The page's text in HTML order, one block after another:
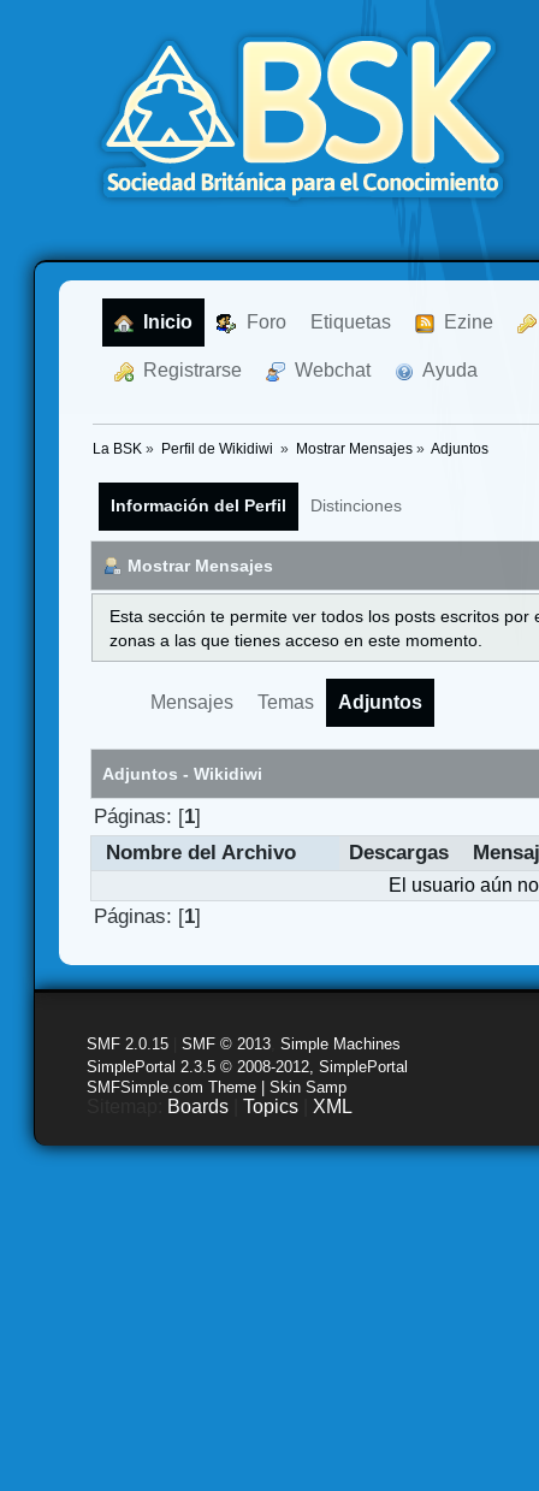
Inicio Foro Etiquetas Ezine
Registrarse Webchat Ayuda
La BSK » Perfil de Wikidiwi » Mostrar Mensajes» Adjuntos
Información del Perfil Distinciones
Mostrar Mensajes
Esta sección te permite ver todos los posts escritos
zonas a las que tienes acceso en este momento.
Mensajes Temas Adjuntos
Adjuntos - Wikidiwi
Páginas: [1]
Nombre del Archivo
Descargas
El usuario aún
Páginas: [1]
SMF 2.0.15 SMF © 2013 Simple Machines
SimplePortal 2.3.5 © 2008-2012, SimplePortal
SMFSimple.com Theme | Skin Samp
Boards Topics XML